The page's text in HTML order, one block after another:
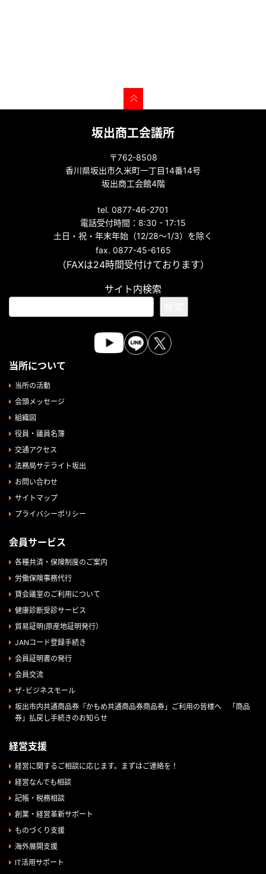
坂出商工会議所
〒762-8508
香川県坂出市久米町一丁目14番14号
坂出商工会館4階
tel. 0877-46-2701
電話受付時間：8:30 - 17:15
土日・祝・年末年始（12/28～1/3）を除く
fax. 0877-45-6165
（FAXは24時間受付けております）
サイト内検索
当所について
当所の活動
会頭メッセージ
組織図
役員・議員名簿
交通アクセス
法務局サテライト坂出
お問い合わせ
サイトマップ
プライバシーポリシー
会員サービス
各種共済・保険制度のご案内
労働保険事務代行
貸会議室のご利用について
健康診断受診サービス
貿易証明(原産地証明発行）
JANコード登録手続き
会員証明書の発行
会員交流
ザ･ビジネスモール
坂出市内共通商品券『かもめ共通商品券商品券」ご利用の皆様へ 「商品
券」払戻し手続きのお知らせ
経営支援
経営に関するご相談に応じます。まずはご連絡を！
経営なんでも相談
記帳・税務相談
創業・経営革新サポート
ものづくり支援
海外展開支援
IT活用サポート